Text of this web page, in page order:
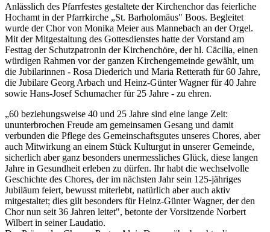
Anlässlich des Pfarrfestes gestaltete der Kirchenchor das feierliche
Hochamt in der Pfarrkirche „St. Barholomäus" Boos. Begleitet
wurde der Chor von Monika Meier aus Mannebach an der Orgel.
Mit der Mitgestaltung des Gottesdienstes hatte der Vorstand am
Festtag der Schutzpatronin der Kirchenchöre, der hl. Cäcilia, einen
würdigen Rahmen vor der ganzen Kirchengemeinde gewählt, um
die Jubilarinnen - Rosa Diederich und Maria Retterath für 60 Jahre,
die Jubilare Georg Arbach und Heinz-Günter Wagner für 40 Jahre
sowie Hans-Josef Schumacher für 25 Jahre - zu ehren.
„60 beziehungsweise 40 und 25 Jahre sind eine lange Zeit:
ununterbrochen Freude am gemeinsamen Gesang und damit
verbunden die Pflege des Gemeinschaftsgutes unseres Chores, aber
auch Mitwirkung an einem Stück Kulturgut in unserer Gemeinde,
sicherlich aber ganz besonders unermessliches Glück, diese langen
Jahre in Gesundheit erleben zu dürfen. Ihr habt die wechselvolle
Geschichte des Chores, der im nächsten Jahr sein 125-jähriges
Jubiläum feiert, bewusst miterlebt, natürlich aber auch aktiv
mitgestaltet; dies gilt besonders für Heinz-Günter Wagner, der den
Chor nun seit 36 Jahren leitet", betonte der Vorsitzende Norbert
Wilbert in seiner Laudatio.